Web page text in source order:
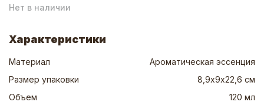
Нет в наличии
Характеристики
Материал
Ароматическая эссенция
Размер упаковки
8,9х9х22,6 см
Объем
120 мл